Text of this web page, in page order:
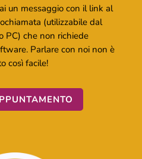
un messaggio con il link al
(utilizzabile dal
PC) che non richiede
Parlare con noi non è
così facile!